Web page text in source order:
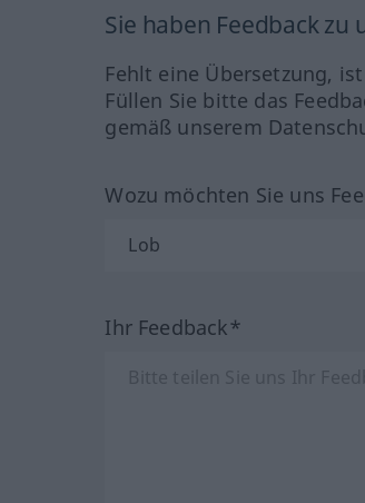
Sie haben Feedback
Fehlt eine Übersetzung,
Füllen Sie bitte das
gemäß unserem
Wozu möchten Sie uns
Ihr Feedback*